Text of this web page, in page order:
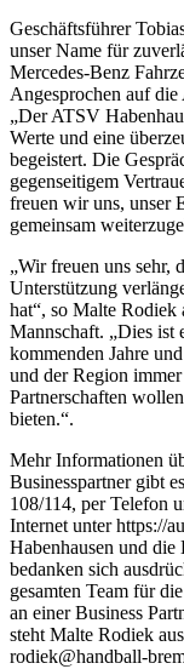
Geschäftsführer
unser Name für
Mercedes-Benz
Angesprochen auf die
„Der ATSV
Werte und eine
begeistert. Die
gegenseitigem
freuen wir uns, unser
gemeinsam
„Wir freuen uns sehr,
Unterstützung
hat“, so Malte Rodiek
Mannschaft. „Dies ist
kommenden Jahre
und der Region
Partnerschaften
bieten.“.
Mehr Informationen
Businesspartner gibt
108/114, per Telefon
Internet unter https://
Habenhausen und
bedanken sich
gesamten Team für
an einer Business
steht Malte Rodiek
rodiek@handball-